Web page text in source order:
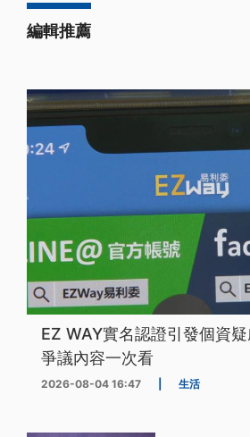
編輯推薦
EZ WAY實名認證引發個資
爭議內容一次看
2026-08-04 16:47 生活